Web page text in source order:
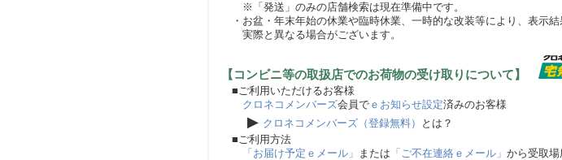
※「発送」のみの店舗検索は現在準備中です。
・お盆・年末年始の休業や臨時休業、一時的な改装等により、表示
実際と異なる場合がございます。
【コンビニ等の取扱店でのお荷物の受け取りについて】
■ご利用いただけるお客様
クロネコメンバーズ会員で ｅお知らせ設定済みのお客様
▶ クロネコメンバーズ（登録無料）
とは？
■ご利用方法
「お届け予定ｅメール」 または 「ご不在連絡ｅメール」 から受取場